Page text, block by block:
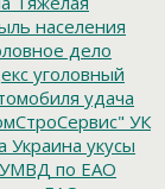
населения
дело
уголовный
удача
УК
Украина укусы
УМВД по ЕАО